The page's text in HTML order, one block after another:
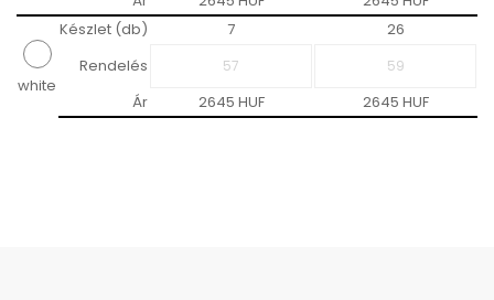
white
Készlet (db) 7
26
Rendelés
Ár
2645 HUF 2645 HUF